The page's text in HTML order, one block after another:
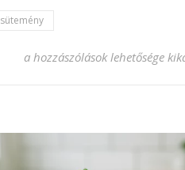
sütemény
Kakaós csiga recept, amit
a hozzászólások lehetősége